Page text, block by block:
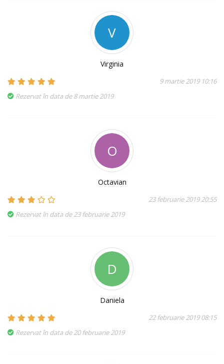
V
Virginia
9 martie 2019 10:16
Rezervat în data de 8 martie 2019
O
Octavian
23 februarie 2019 20:55
Rezervat în data de 23 februarie 2019
D
Daniela
22 februarie 2019 08:15
Rezervat în data de 20 februarie 2019